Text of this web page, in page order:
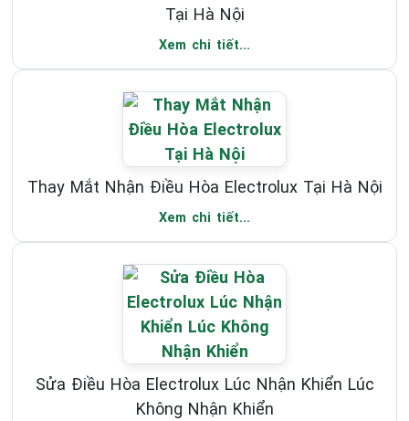
Tại Hà Nội
Xem chi tiết...
Thay Mắt Nhận Điều Hòa Electrolux Tại Hà Nội
Xem chi tiết...
Sửa Điều Hòa Electrolux Lúc Nhận Khiển Lúc
Không Nhận Khiển